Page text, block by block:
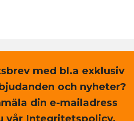
med bl.a exklusiv
och nyheter?
din e-mailadress
vår Integritetspolicy.